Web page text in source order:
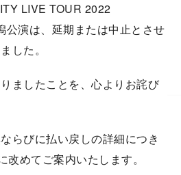
LIVE TOUR 2022
公演は、延期または中止とさせ
した。
ましたことを、心よりお詫び
らびに払い戻しの詳細につき
改めてご案内いたします。